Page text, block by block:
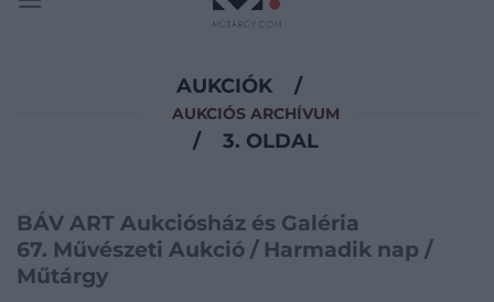
AUKCIÓK /
AUKCIÓS ARCHÍVUM
/ 3. OLDAL
BÁV ART Aukciósház és Galéria
67. Művészeti Aukció / Harmadik nap /
Műtárgy